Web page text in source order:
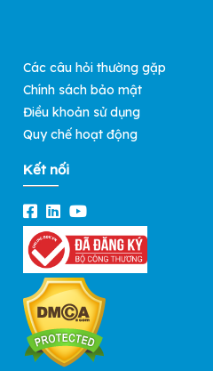
Các câu hỏi thường gặp
Chính sách bảo mật
Điều khoản sử dụng
Quy chế hoạt động
Kết nối